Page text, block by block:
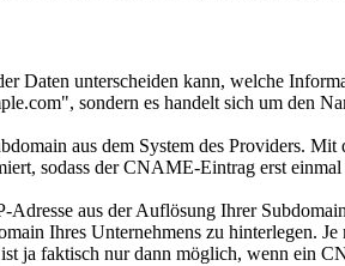
Daten unterscheiden kann, welche
sondern es handelt sich um den
aus dem System des Providers. Mit
sodass der CNAME-Eintrag erst einmal
aus der Auflösung Ihrer
Ihres Unternehmens zu hinterlegen. Je
ja faktisch nur dann möglich, wenn ein